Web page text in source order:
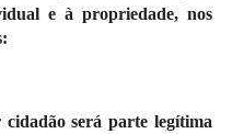
e à propriedade, nos
cidadão será parte legítima